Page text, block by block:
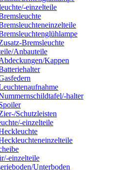
einzelteile
Bremsleuchte
Anbauteile
Kappen
halter
Schutzleisten
einzelteile
einzelteile
Unterboden